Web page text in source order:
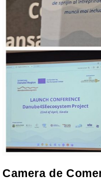
Camera de